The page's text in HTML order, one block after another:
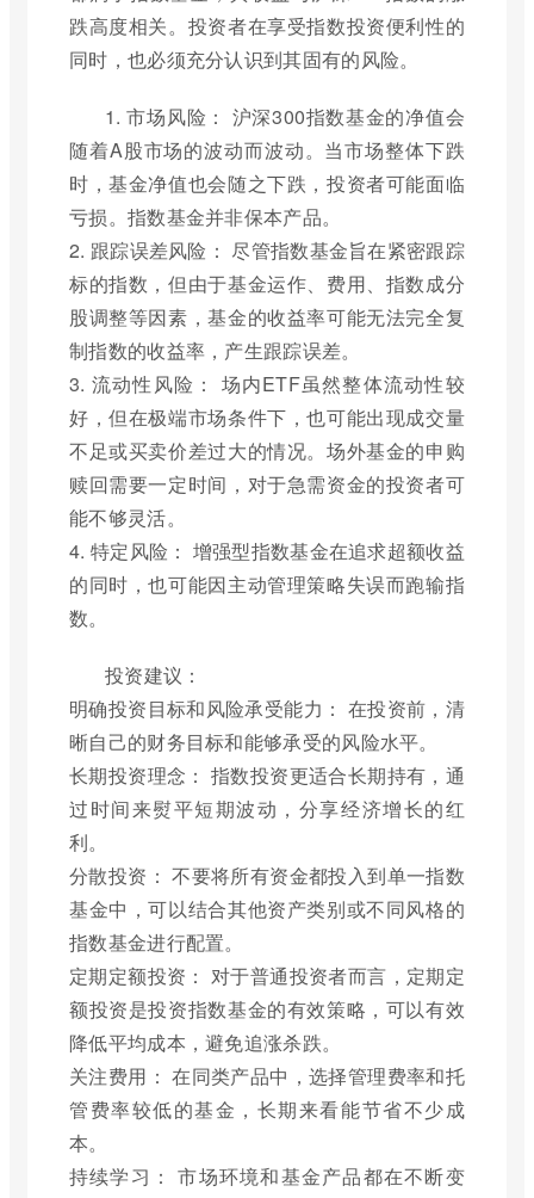
跌高度相关。投资者在享受指数投资便利性的
同时，也必须充分认识到其固有的风险。
1. 市场风险： 沪深300指数基金的净值会
随着A股市场的波动而波动。当市场整体下跌
时，基金净值也会随之下跌，投资者可能面临
亏损。指数基金并非保本产品。
2. 跟踪误差风险： 尽管指数基金旨在紧密跟踪
标的指数，但由于基金运作、费用、指数成分
股调整等因素，基金的收益率可能无法完全复
制指数的收益率，产生跟踪误差。
3. 流动性风险： 场内ETF虽然整体流动性较
好，但在极端市场条件下，也可能出现成交量
不足或买卖价差过大的情况。场外基金的申购
赎回需要一定时间，对于急需资金的投资者可
能不够灵活。
4. 特定风险： 增强型指数基金在追求超额收益
的同时，也可能因主动管理策略失误而跑输指
数。
投资建议：
明确投资目标和风险承受能力： 在投资前，清
晰自己的财务目标和能够承受的风险水平。
长期投资理念： 指数投资更适合长期持有，通
过时间来熨平短期波动，分享经济增长的红
利。
分散投资： 不要将所有资金都投入到单一指数
基金中，可以结合其他资产类别或不同风格的
指数基金进行配置。
定期定额投资： 对于普通投资者而言，定期定
额投资是投资指数基金的有效策略，可以有效
降低平均成本，避免追涨杀跌。
关注费用： 在同类产品中，选择管理费率和托
管费率较低的基金，长期来看能节省不少成
本。
持续学习： 市场环境和基金产品都在不断变